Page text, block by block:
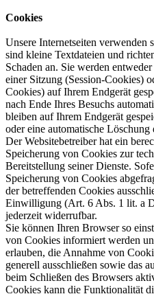
Cookies
Unsere Internetseiten verwenden
sind kleine Textdateien und
Schaden an. Sie werden
einer Sitzung (Session-Cookies)
Cookies) auf Ihrem Endgerät
nach Ende Ihres Besuchs
bleiben auf Ihrem Endgerät
oder eine automatische
Der Websitebetreiber hat ein
Speicherung von Cookies zur
Bereitstellung seiner Dienste.
Speicherung von Cookies
der betreffenden Cookies
Einwilligung (Art. 6 Abs. 1 lit. a
jederzeit widerrufbar.
Sie können Ihren Browser so
von Cookies informiert werden
erlauben, die Annahme von
generell ausschließen sowie das
beim Schließen des Browsers
Cookies kann die Funktionalität